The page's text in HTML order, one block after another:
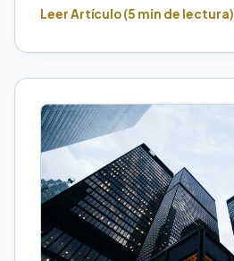
Leer Artículo (5 min de lectura)